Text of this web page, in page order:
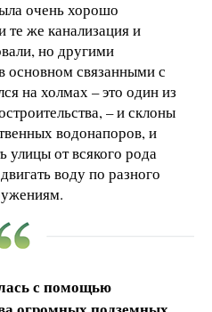
очень хорошо
те же канализация и
но другими
основном связанными с
на холмах – это один из
– и склоны
водонапоров, и
от всякого рода
воду по разного
с помощью